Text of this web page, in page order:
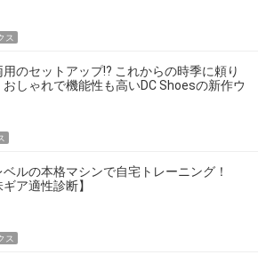
ス
用のセットアップ!? これからの時季に頼り
おしゃれで機能性も高いDC Shoesの新作ウ
ベルの本格マシンで自宅トレーニング！
ギア適性診断】
ス